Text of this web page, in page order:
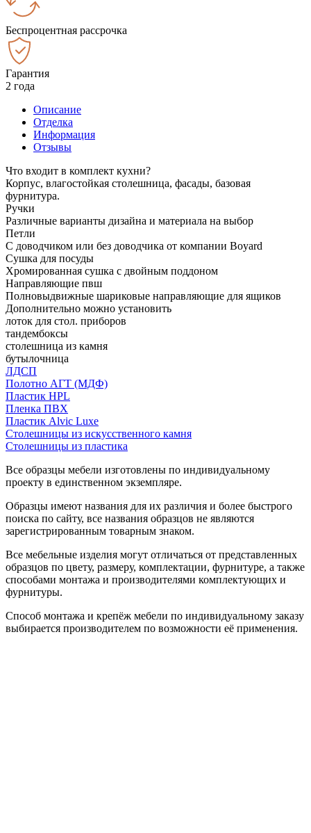
Беспроцентная рассрочка
Гарантия
2 года
Описание
Отделка
Информация
Отзывы
Что входит в комплект кухни?
Корпус, влагостойкая столешница, фасады, базовая
фурнитура.
Ручки
Различные варианты дизайна и материала на выбор
Петли
С доводчиком или без доводчика от компании Boyard
Сушка для посуды
Хромированная сушка с двойным поддоном
Направляющие пвш
Полновыдвижные шариковые направляющие для ящиков
Дополнительно можно установить
лоток для стол. приборов
тандембоксы
столешница из камня
бутылочница
ЛДСП
Полотно АГТ (МДФ)
Пластик HPL
Пленка ПВХ
Пластик Alvic Luxe
Столешницы из искусственного камня
Столешницы из пластика
Все образцы мебели изготовлены по индивидуальному
проекту в единственном экземпляре.
Образцы имеют названия для их различия и более быстрого
поиска по сайту, все названия образцов не являются
зарегистрированным товарным знаком.
Все мебельные изделия могут отличаться от представленных
образцов по цвету, размеру, комплектации, фурнитуре, а также
способами монтажа и производителями комплектующих и
фурнитуры.
Способ монтажа и крепёж мебели по индивидуальному заказу
выбирается производителем по возможности её применения.